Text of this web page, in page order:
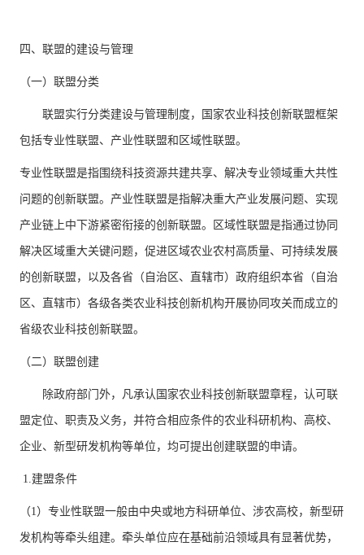
四、联盟的建设与管理
（一）联盟分类
联盟实行分类建设与管理制度，国家农业科技创新联盟框架
包括专业性联盟、产业性联盟和区域性联盟。
专业性联盟是指围绕科技资源共建共享、解决专业领域重大共性
问题的创新联盟。产业性联盟是指解决重大产业发展问题、实现
产业链上中下游紧密衔接的创新联盟。区域性联盟是指通过协同
解决区域重大关键问题，促进区域农业农村高质量、可持续发展
的创新联盟，以及各省（自治区、直辖市）政府组织本省（自治
区、直辖市）各级各类农业科技创新机构开展协同攻关而成立的
省级农业科技创新联盟。
（二）联盟创建
除政府部门外，凡承认国家农业科技创新联盟章程，认可联
盟定位、职责及义务，并符合相应条件的农业科研机构、高校、
企业、新型研发机构等单位，均可提出创建联盟的申请。
1.建盟条件
（1）专业性联盟一般由中央或地方科研单位、涉农高校，新型研
发机构等牵头组建。牵头单位应在基础前沿领域具有显著优势，